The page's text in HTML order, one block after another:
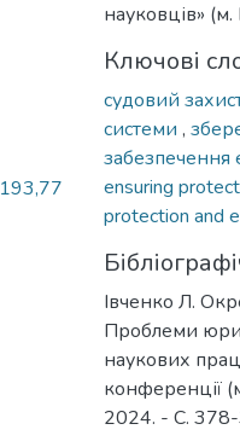
науковців»
Ключові
судовий
системи ,
забезпечення
ensuring
protection and
Івченко Л.
Проблеми
наукових
конференції
2024. - С.